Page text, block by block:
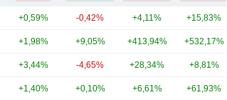
+0,59% -0,42% +4,11% +15,83%
+1,98% +9,05% +413,94% +532,17%
+3,44% -4,65% +28,34% +8,81%
+1,40% +0,10% +6,61% +61,93%